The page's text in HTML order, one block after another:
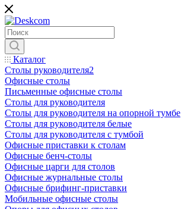
Каталог
Столы руководителя2
Офисные столы
Письменные офисные столы
Столы для руководителя
Столы для руководителя на опорной тумбе
Столы для руководителя белые
Столы для руководителя с тумбой
Офисные приставки к столам
Офисные бенч-столы
Офисные царги для столов
Офисные журнальные столы
Офисные брифинг-приставки
Мобильные офисные столы